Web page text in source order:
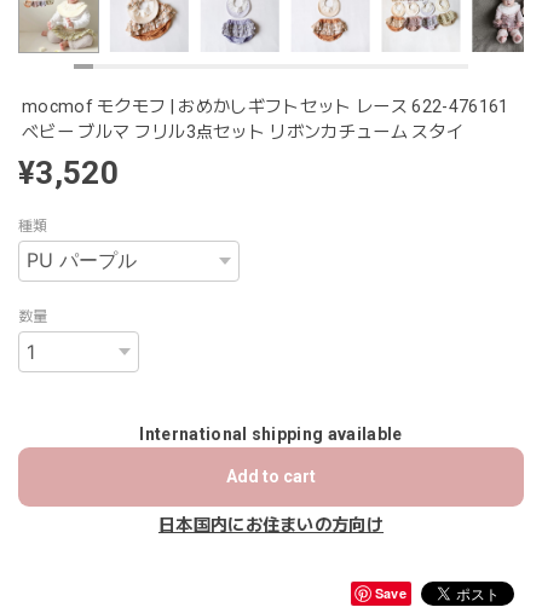
mocmof モクモフ | おめかしギフトセット レース 622-476161
ベビー ブルマ フリル3点セット リボンカチューム スタイ
¥3,520
種類
数量
International shipping available
Add to cart
日本国内にお住まいの方向け
Save